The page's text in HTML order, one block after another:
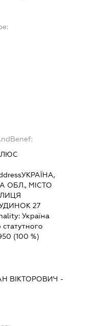
УКРАЇНА,
ОБЛ., МІСТО
27
Україна
(100 %)
ВІКТОРОВИЧ -